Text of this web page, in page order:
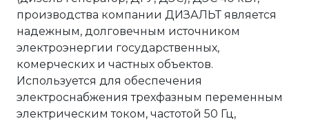
производства компании ДИЗАЛЬТ является
надежным, долговечным источником
электроэнергии государственных,
комерческих и частных объектов.
Используется для обеспечения
электроснабжения трехфазным переменным
электрическим током, частотой 50 Гц,